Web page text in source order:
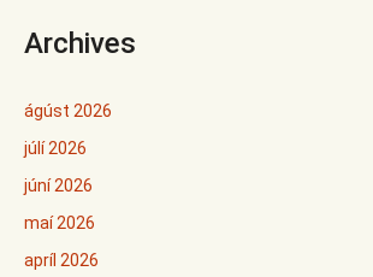
Archives
ágúst 2026
júlí 2026
júní 2026
maí 2026
apríl 2026